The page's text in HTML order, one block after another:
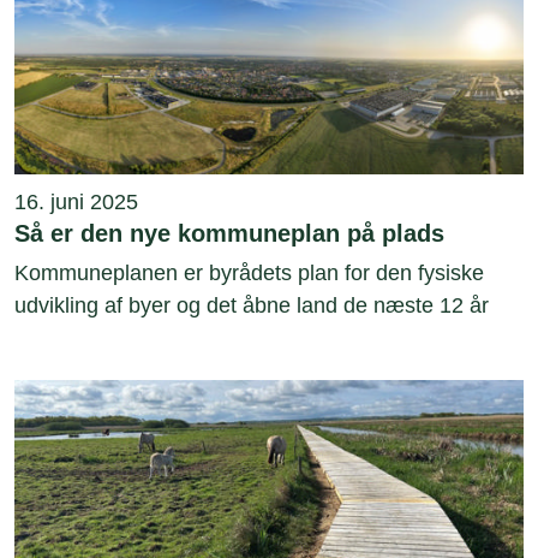
16. juni 2025
Så er den nye kommuneplan på plads
Kommuneplanen er byrådets plan for den fysiske
udvikling af byer og det åbne land de næste 12 år